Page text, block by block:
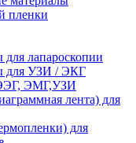
пленки
для лапароскопии
для УЗИ / ЭКГ
ЭМГ,УЗИ
лента) для
для